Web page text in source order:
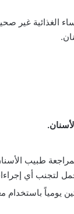
الغذائية غير
طبيب
لتجنب أي
يومياً باستخدام